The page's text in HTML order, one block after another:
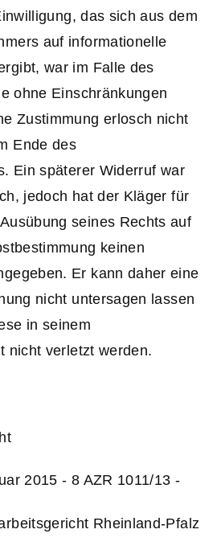
das sich aus dem
auf informationelle
war im Falle des
ohne Einschränkungen
Zustimmung erlosch nicht
Ende des
Ein späterer Widerruf war
jedoch hat der Kläger für
seines Rechts auf
keinen
Er kann daher eine
nicht untersagen lassen
in seinem
nicht verletzt werden.
2015 - 8 AZR 1011/13 -
Rheinland-Pfalz